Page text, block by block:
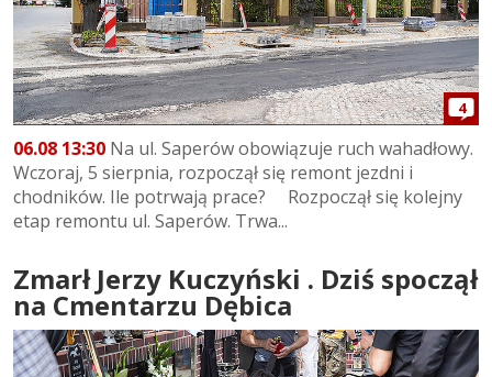
4
06.08 13:30 Na ul. Saperów obowiązuje ruch wahadłowy.
Wczoraj, 5 sierpnia, rozpoczął się remont jezdni i
chodników. Ile potrwają prace? Rozpoczął się kolejny
etap remontu ul. Saperów. Trwa...
Zmarł Jerzy Kuczyński . Dziś spoczął
na Cmentarzu Dębica